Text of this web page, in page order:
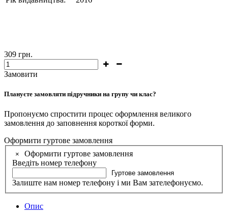
309 грн.
Замовити
Плануєте замовляти підручники на групу чи клас?
Пропонуємо спростити процес оформлення великого
замовлення до заповнення короткої форми.
Оформити гуртове замовлення
×
Оформити гуртове замовлення
Введіть номер телефону
Гуртове замовлення
Залиште нам номер телефону і ми Вам зателефонуємо.
Опис